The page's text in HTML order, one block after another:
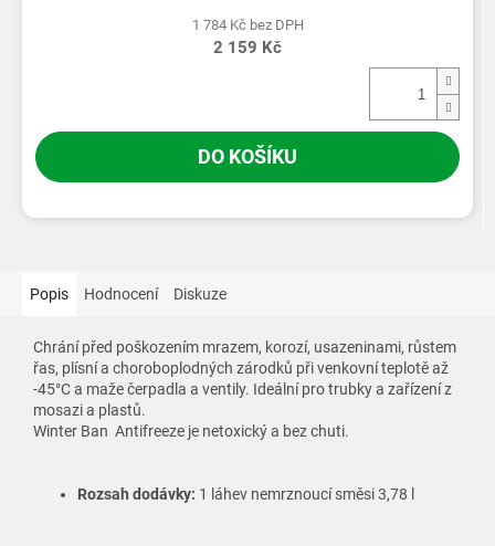
1 784 Kč bez DPH
2 159 Kč
DO KOŠÍKU
Popis Hodnocení Diskuze
Chrání před poškozením mrazem, korozí, usazeninami, růstem
řas, plísní a choroboplodných zárodků při venkovní teplotě až
-45°C a maže čerpadla a ventily. Ideální pro trubky a zařízení z
mosazi a plastů.
Winter Ban Antifreeze je netoxický a bez chuti.
Rozsah dodávky: 1 láhev nemrznoucí směsi 3,78 l